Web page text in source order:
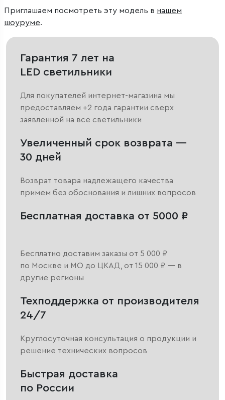
Приглашаем посмотреть эту модель в нашем
шоуруме.
Гарантия 7 лет на
LED светильники
Для покупателей интернет-магазина мы
предоставляем +2 года гарантии сверх
заявленной на все светильники
Увеличенный срок возврата —
30 дней
Возврат товара надлежащего качества
примем без обоснования и лишних вопросов
Бесплатная доставка от 5000 ₽
Бесплатно доставим заказы от 5 000 ₽
по Москве и МО до ЦКАД, от 15 000 ₽ — в
другие регионы
Техподдержка от производителя
24/7
Круглосуточная консультация о продукции и
решение технических вопросов
Быстрая доставка
по России